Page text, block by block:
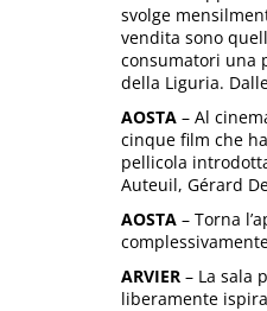
svolge
vendita sono
consumatori una
della Liguria.
AOSTA – Al
cinque film che
pellicola
Auteuil, Gérard
AOSTA – Torna
ARVIER – La sala
liberamente